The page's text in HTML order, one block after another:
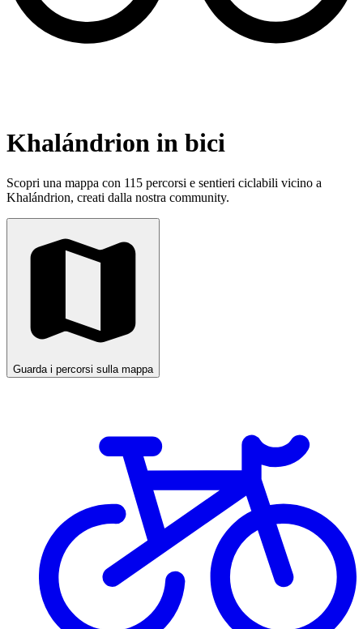
Khalándrion in bici
Scopri una mappa con 115 percorsi e sentieri ciclabili vicino a
Khalándrion, creati dalla nostra community.
Guarda i percorsi sulla mappa